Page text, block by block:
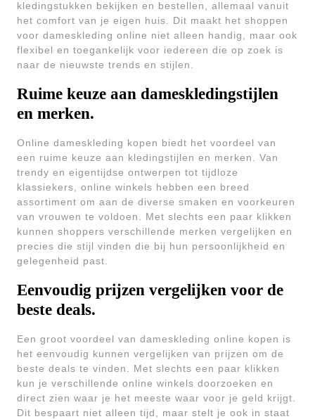
kledingstukken bekijken en bestellen, allemaal vanuit
het comfort van je eigen huis. Dit maakt het shoppen
voor dameskleding online niet alleen handig, maar ook
flexibel en toegankelijk voor iedereen die op zoek is
naar de nieuwste trends en stijlen.
Ruime keuze aan dameskledingstijlen
en merken.
Online dameskleding kopen biedt het voordeel van
een ruime keuze aan kledingstijlen en merken. Van
trendy en eigentijdse ontwerpen tot tijdloze
klassiekers, online winkels hebben een breed
assortiment om aan de diverse smaken en voorkeuren
van vrouwen te voldoen. Met slechts een paar klikken
kunnen shoppers verschillende merken vergelijken en
precies die stijl vinden die bij hun persoonlijkheid en
gelegenheid past.
Eenvoudig prijzen vergelijken voor de
beste deals.
Een groot voordeel van dameskleding online kopen is
het eenvoudig kunnen vergelijken van prijzen om de
beste deals te vinden. Met slechts een paar klikken
kun je verschillende online winkels doorzoeken en
direct zien waar je het meeste waar voor je geld krijgt.
Dit bespaart niet alleen tijd, maar stelt je ook in staat